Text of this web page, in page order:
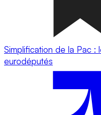
Simplification de la Pac :
eurodéputés